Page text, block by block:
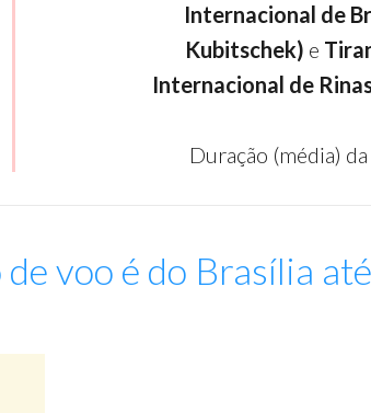
Internacional de
Kubitschek) e
Internacional de
Duração (média)
voo é do Brasília até